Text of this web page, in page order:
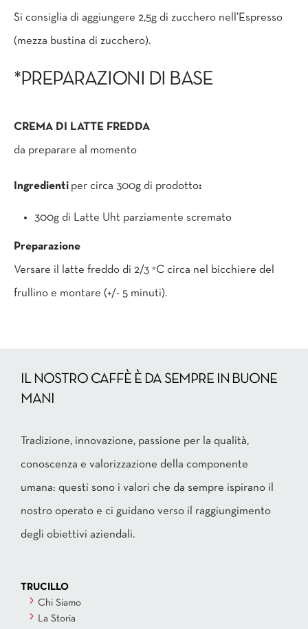
Si consiglia di aggiungere 2,5g di zucchero nell’Espresso
(mezza bustina di zucchero).
*PREPARAZIONI DI BASE
CREMA DI LATTE FREDDA
da preparare al momento
Ingredienti per circa 300g di prodotto:
300g di Latte Uht parziamente scremato
Preparazione
Versare il latte freddo di 2/3 °C circa nel bicchiere del
frullino e montare (+/- 5 minuti).
IL NOSTRO CAFFÈ È DA SEMPRE IN BUONE
MANI
Tradizione, innovazione, passione per la qualità,
conoscenza e valorizzazione della componente
umana: questi sono i valori che da sempre ispirano il
nostro operato e ci guidano verso il raggiungimento
degli obiettivi aziendali.
TRUCILLO
Chi Siamo
La Storia